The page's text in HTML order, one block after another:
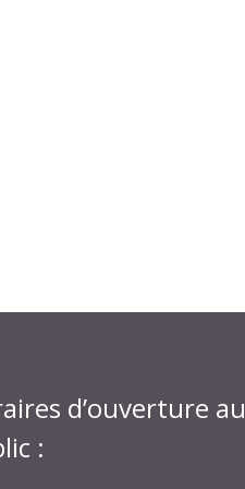
d’ouverture au
: